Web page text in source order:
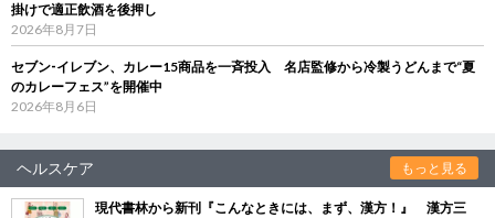
掛けで適正飲酒を後押し
2026年8月7日
セブン‐イレブン、カレー15商品を一斉投入 名店監修から冷製うどんまで“夏
のカレーフェス”を開催中
2026年8月6日
ヘルスケア もっと見る
現代書林から新刊『こんなときには、まず、漢方！』 漢方三